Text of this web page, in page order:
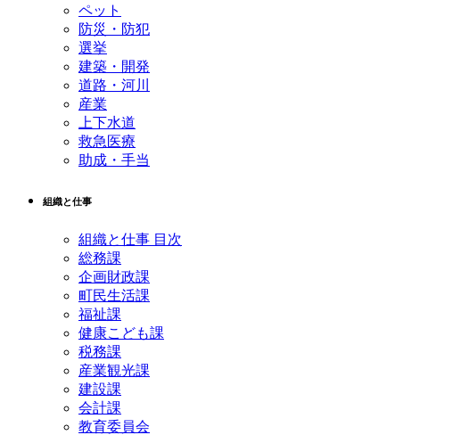
ペット
防災・防犯
選挙
建築・開発
道路・河川
産業
上下水道
救急医療
助成・手当
組織と仕事
組織と仕事 目次
総務課
企画財政課
町民生活課
福祉課
健康こども課
税務課
産業観光課
建設課
会計課
教育委員会